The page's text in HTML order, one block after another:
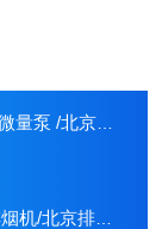
/双柱塞微量泵厂家
京排烟机价格